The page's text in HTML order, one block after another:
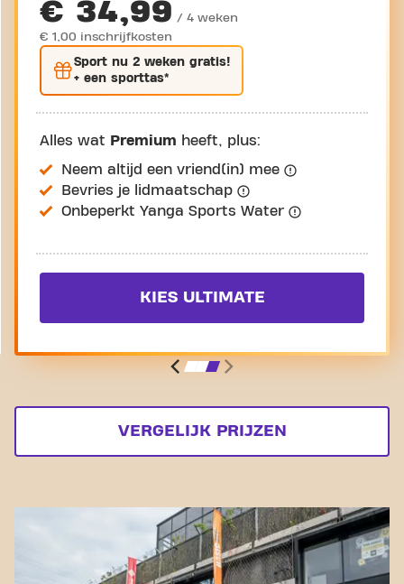
€ 34,99 / 4 weken
€ 1,00 inschrijfkosten
Sport nu 2 weken gratis!
+ een sporttas*
Alles wat Premium heeft, plus:
Neem altijd een vriend(in) mee
Bevries je lidmaatschap
Onbeperkt Yanga Sports Water
KIES ULTIMATE
VERGELIJK PRIJZEN